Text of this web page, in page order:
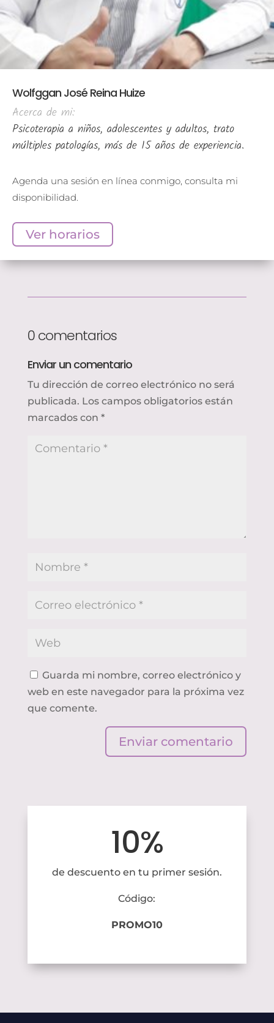
Wolfggan José Reina Huize
Acerca de mi:
Psicoterapia a niños, adolescentes y adultos, trato
múltiples patologías, más de 15 años de experiencia.
Agenda una sesión en línea conmigo, consulta mi
disponibilidad.
Ver horarios
0 comentarios
Enviar un comentario
Tu dirección de correo electrónico no será
publicada. Los campos obligatorios están
marcados con *
Guarda mi nombre, correo electrónico y
web en este navegador para la próxima vez
que comente.
Enviar comentario
10%
de descuento en tu primer sesión.
Código:
PROMO10